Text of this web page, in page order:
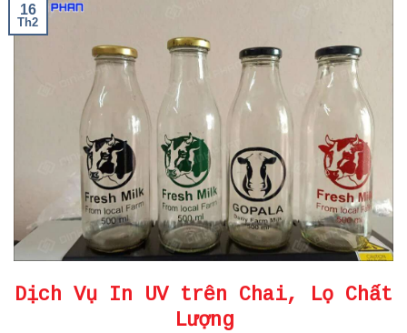
16
Th2
Dịch Vụ In UV trên Chai, Lọ Chất
Lượng